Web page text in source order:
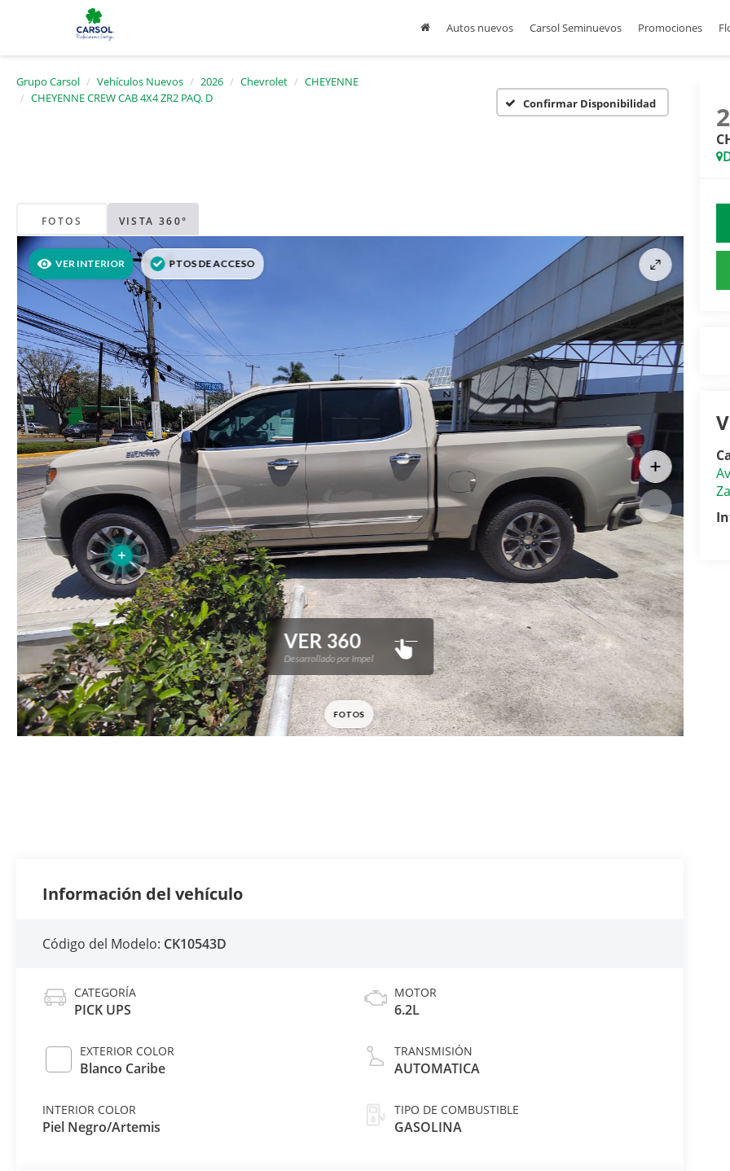
Autos nuevos Carsol Seminuevos Promociones
Grupo Carsol Vehículos Nuevos 2026 Chevrolet
CHEYENNE
CHEYENNE CREW CAB 4X4 ZR2 PAQ. D
Confirmar Disponibilidad
FOTOS VISTA 360°
Información del vehículo
Código del Modelo: CK10543D
CATEGORÍA
PICK UPS
EXTERIOR COLOR
Blanco Caribe
INTERIOR COLOR
Piel Negro/Artemis
MOTOR
6.2L
TRANSMISIÓN
AUTOMATICA
TIPO DE COMBUSTIBLE
GASOLINA